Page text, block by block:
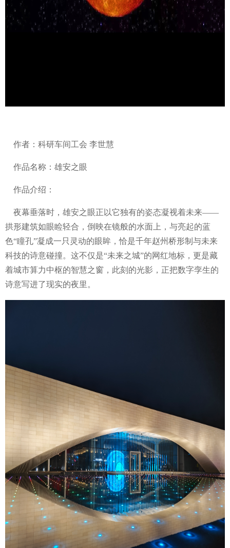
作者：科研车间工会 李世慧
作品名称：雄安之眼
作品介绍：
夜幕垂落时，雄安之眼正以它独有的姿态凝视着未来——
拱形建筑如眼睑轻合，倒映在镜般的水面上，与亮起的蓝
色“瞳孔”凝成一只灵动的眼眸，恰是千年赵州桥形制与未来
科技的诗意碰撞。这不仅是“未来之城”的网红地标，更是藏
着城市算力中枢的智慧之窗，此刻的光影，正把数字孪生的
诗意写进了现实的夜里。